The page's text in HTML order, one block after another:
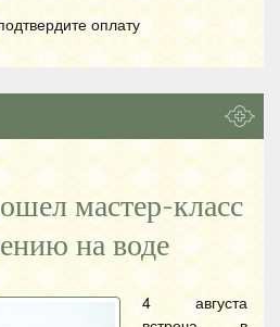
оплату
мастер-класс
на воде
4 августа